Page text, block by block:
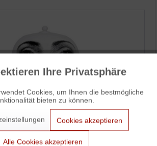
Aktiv
Aktiv
Aktiv
Ihre Privatsphäre
Cookies, um Ihnen die bestmögliche
bieten zu können.
Cookies akzeptieren
Alle Cookies akzeptieren